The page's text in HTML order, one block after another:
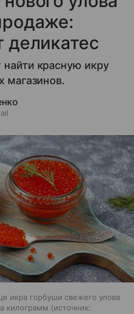
деликатес
красную икру
магазинов.
икра горбуши свежего улова
килограмм
источник: